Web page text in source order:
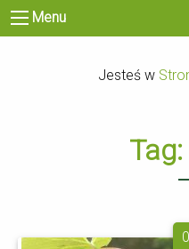
Menu
Jesteś w
Tag: